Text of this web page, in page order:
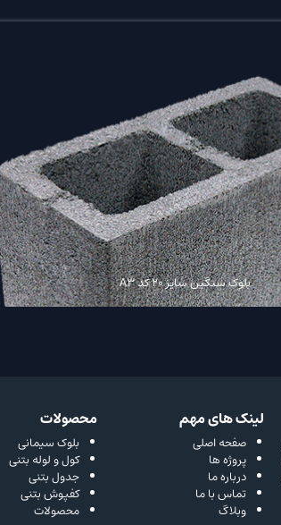
بلوک سنگین سایز 20 کد A3
لینک های مهم
صفحه اصلی
پروژه ها
درباره ما
تماس با ما
وبلاگ
محصولات
بلوک سیمانی
کول و لوله بتنی
جدول بتنی
کفپوش بتنی
محصولات